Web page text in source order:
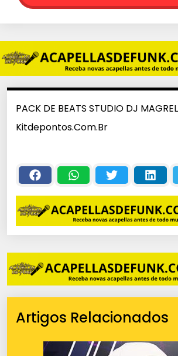
PACK DE BEATS STUDIO DJ
Kitdepontos.Com.Br
Artigos Relacionados